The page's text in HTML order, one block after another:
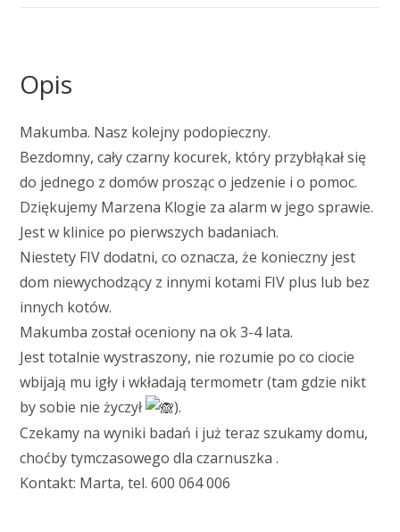
Opis
Makumba. Nasz kolejny podopieczny.
Bezdomny, cały czarny kocurek, który przybłąkał się
do jednego z domów prosząc o jedzenie i o pomoc.
Dziękujemy Marzena Klogie za alarm w jego sprawie.
Jest w klinice po pierwszych badaniach.
Niestety FIV dodatni, co oznacza, że konieczny jest
dom niewychodzący z innymi kotami FIV plus lub bez
innych kotów.
Makumba został oceniony na ok 3-4 lata.
Jest totalnie wystraszony, nie rozumie po co ciocie
wbijają mu igły i wkładają termometr (tam gdzie nikt
by sobie nie życzył
).
Czekamy na wyniki badań i już teraz szukamy domu,
choćby tymczasowego dla czarnuszka .
Kontakt: Marta, tel. 600 064 006